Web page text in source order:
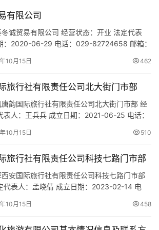
有限公司
诚贸易有限公司 经营状态：开业 法定代表
：2020-06-29 电话：029-82724658 邮箱：
市蓝田县玉器城一期六排18号 网址：- 经营
10月15日 462
旅行社有限责任公司北大街门市部
韵国际旅行社有限责任公司北大街门市部 经
表人：王兵兵 成立日期：2021-06-25 电话：
注册地址：陕西省西安市莲湖区北大街28
10月15日 510
旅行社有限责任公司科技七路门市部
安国际旅行社有限责任公司科技七路门市部
代表人：孟晓倩 成立日期：2023-02-14 电
雁塔区科技七路32号6幢34204室 网址：- 经
10月15日 458